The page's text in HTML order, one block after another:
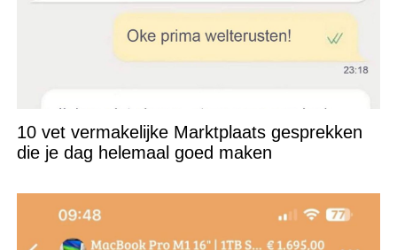
10 vet vermakelijke Marktplaats gesprekken
die je dag helemaal goed maken